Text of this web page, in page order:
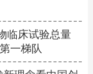
临床试验总量
一梯队